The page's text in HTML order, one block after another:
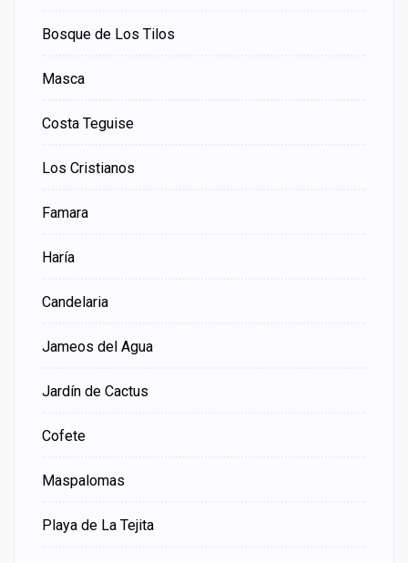
Bosque de Los Tilos
Masca
Costa Teguise
Los Cristianos
Famara
Haría
Candelaria
Jameos del Agua
Jardín de Cactus
Cofete
Maspalomas
Playa de La Tejita